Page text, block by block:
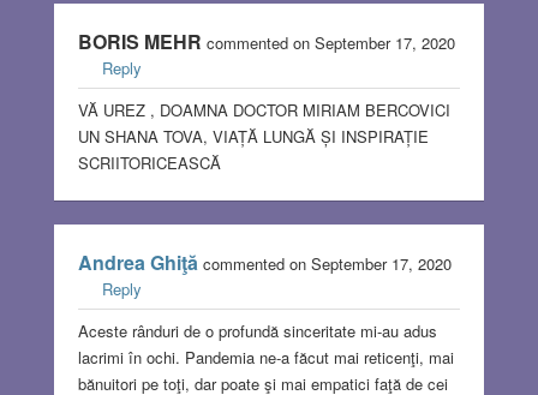
BORIS MEHR commented on September 17, 2020
Reply
VĂ UREZ , DOAMNA DOCTOR MIRIAM BERCOVICI
UN SHANA TOVA, VIAȚĂ LUNGĂ ȘI INSPIRAȚIE
SCRIITORICEASCĂ
Andrea Ghiţăcommented on September 17, 2020
Reply
Aceste rânduri de o profundă sinceritate mi-au adus
lacrimi în ochi. Pandemia ne-a făcut mai reticenţi, mai
bănuitori pe toţi, dar poate şi mai empatici faţă de cei